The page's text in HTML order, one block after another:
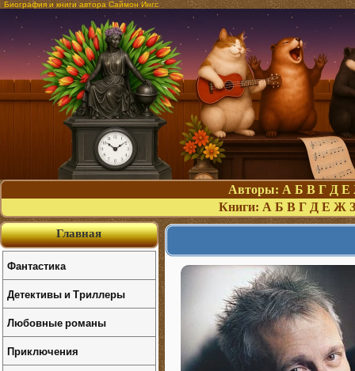
Биография и книги автора Саймон Ингс
Авторы: А Б В Г Д Е
Книги: А Б В Г Д Е Ж З
Главная
Фантастика
Детективы и Триллеры
Любовные романы
Приключения